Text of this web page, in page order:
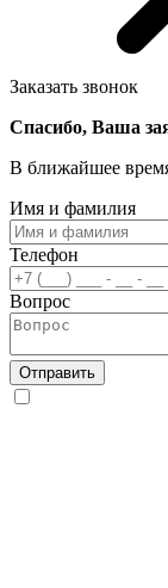
Заказать звонок
Спасибо, Ваша
В ближайшее
Имя и фамилия
Телефон
Вопрос
Отправить